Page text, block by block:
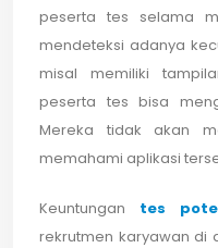
peserta tes selama
mendeteksi adanya
misal memiliki
peserta tes bisa
Mereka tidak akan
memahami aplikasi
Keuntungan tes
rekrutmen karyawan di